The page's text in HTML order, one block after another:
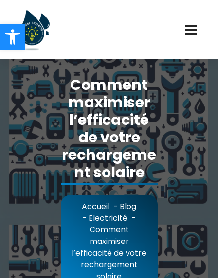
Ouvrir la barre d’outils
Comment
maximiser
l’efficacité
de votre
rechargeme
nt solaire
Accueil - Blog
- Electricité -
Comment
maximiser
l’efficacité de votre
rechargement